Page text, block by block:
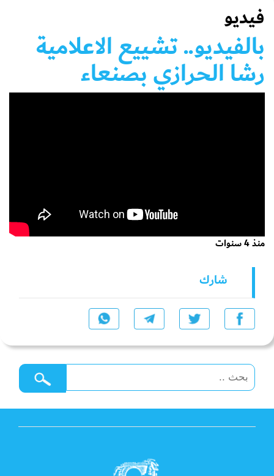
فيديو
بالفيديو.. تشييع الاعلامية
رشا الحرازي بصنعاء
منذ 4 سنوات
شارك